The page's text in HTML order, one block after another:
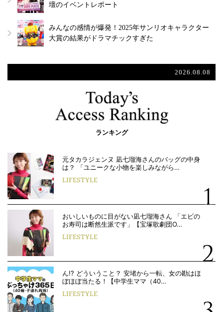
壇のイベントレポート
みんなの感情が爆発！2025年サンリオキャラクター
大賞の結果がドラマチックすぎた
2026.08.08
ランキング
元タカラジェンヌ 凪七瑠海さんのバッグの中身
は？ 「ユニークな小物を楽しみながら…
LIFESTYLE
おいしいものに目がない凪七瑠海さん 「エビの
お寿司は断然生派です」【宝塚歌劇団O…
LIFESTYLE
ん!? どういうこと？ 安堵から一転、女の勘はほ
ぼほぼ当たる！【中学生ママ（40…
LIFESTYLE